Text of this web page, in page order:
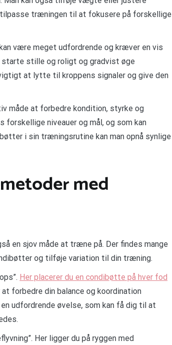
tilpasse træningen til at fokusere på forskellige
være meget udfordrende og kræver en vis
stille og roligt og gradvist øge
at lytte til kroppens signaler og give den
måde at forbedre kondition, styrke og
niveauer og mål, og som kan
i sin træningsrutine kan man opnå synlige
med
en sjov måde at træne på. Der findes mange
og tilføje variation til din træning.
Her placerer du en condibøtte på hver fod
forbedre din balance og koordination
udfordrende øvelse, som kan få dig til at
Her ligger du på ryggen med